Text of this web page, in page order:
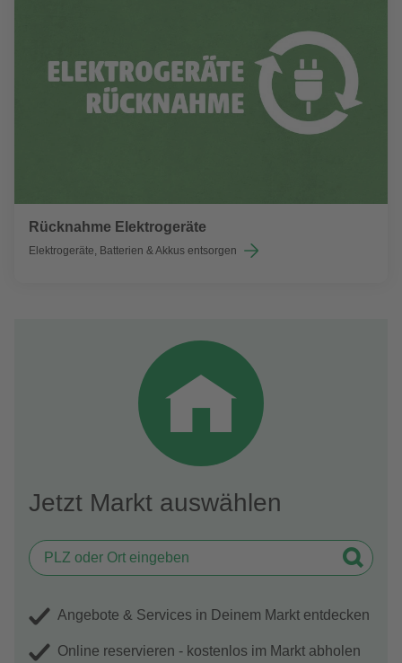
Rücknahme Elektrogeräte
Elektrogeräte, Batterien & Akkus entsorgen
Jetzt Markt auswählen
Angebote & Services in Deinem Markt entdecken
Online reservieren - kostenlos im Markt abholen